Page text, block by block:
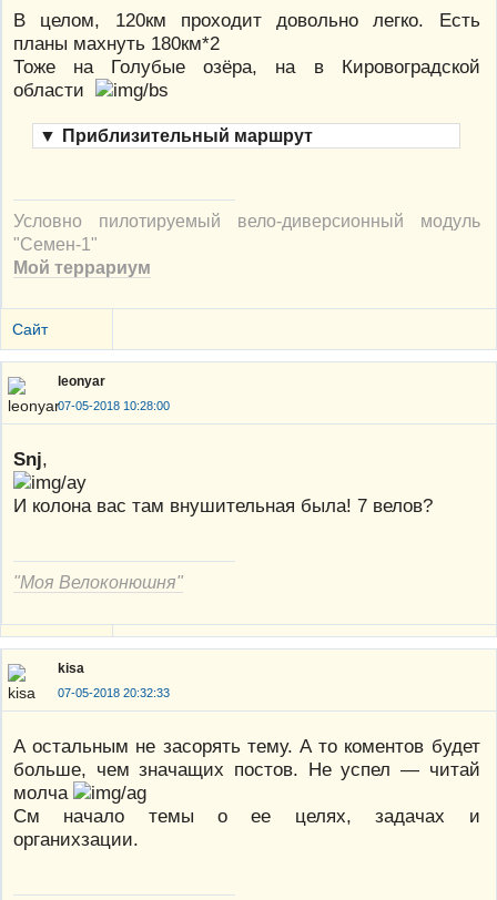
В целом, 120км проходит довольно легко. Есть
планы махнуть 180км*2
Тоже на Голубые озёра, на в Кировоградской
области
▼ Приблизительный маршрут
Условно пилотируемый вело-диверсионный модуль
"Семен-1"
Мой террариум
Сайт
leonyar
07-05-2018 10:28:00
Snj,
И колона вас там внушительная была! 7 велов?
"Моя Велоконюшня"
kisa
07-05-2018 20:32:33
А остальным не засорять тему. А то коментов будет
больше, чем значащих постов. Не успел — читай
молча
См начало темы о ее целях, задачах и
органихзации.